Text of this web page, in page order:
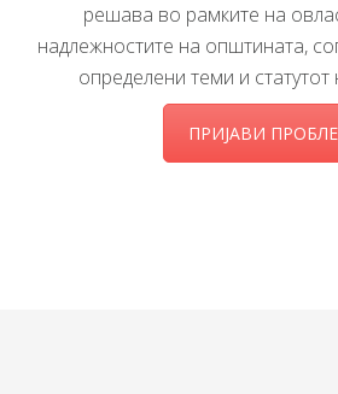
решава во рамките на
надлежностите на општината,
определени теми и
ПРИЈАВИ